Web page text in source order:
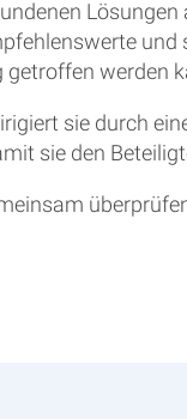
getroffen werden
sie durch
sie den